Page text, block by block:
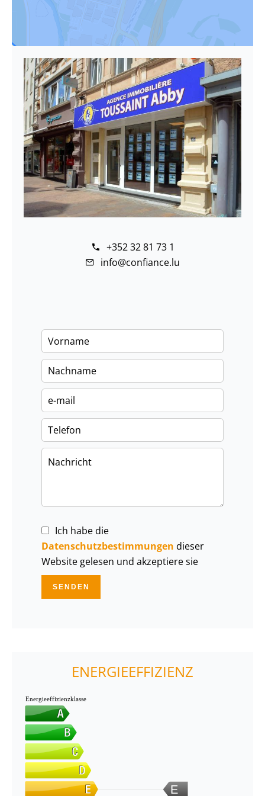
+352 32 81 73 1
info@confiance.lu
Ich habe die
Datenschutzbestimmungen dieser
Website gelesen und akzeptiere sie
SENDEN
ENERGIEEFFIZIENZ
E
Energieeffizienzklasse